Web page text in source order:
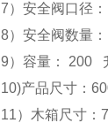
7）安全阀口径
8）安全阀数量
9）容量： 200
10)产品尺寸：
11）木箱尺寸：